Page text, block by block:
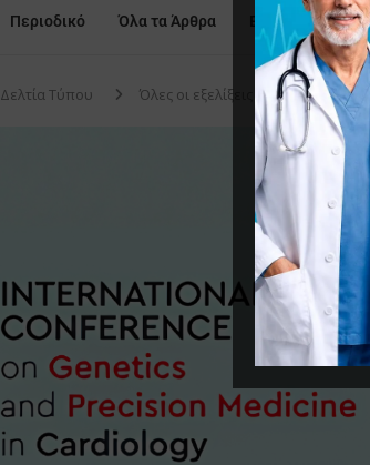
Περιοδικό Όλα τα Άρθρα Επικαιρότητα
Δελτία Τύπου Όλες οι εξελίξεις και οι νέες